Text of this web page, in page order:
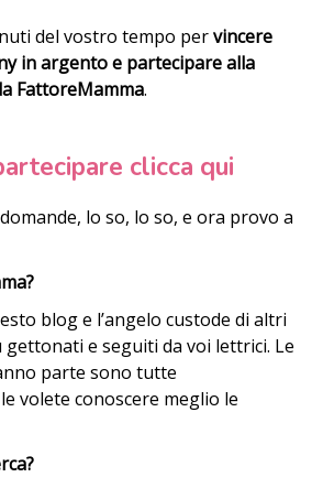
del vostro tempo pervincere
in argento e partecipare alla
FattoreMamma.
clicca qui
lo so, lo so, e ora provo a
blog e l’angelo custode di altri
e seguiti da voi lettrici. Le
parte sono tutte
volete conoscere meglio le